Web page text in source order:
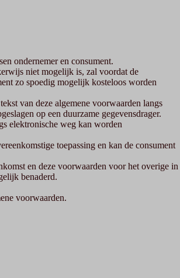
ondernemer en consument.
niet mogelijk is, zal voordat de
zo spoedig mogelijk kosteloos worden
van deze algemene voorwaarden langs
op een duurzame gegevensdrager.
elektronische weg kan worden
toepassing en kan de consument
en deze voorwaarden voor het overige in
benaderd.
voorwaarden.